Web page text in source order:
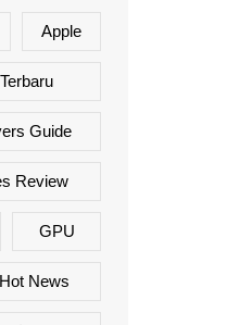
Apple
Guide
Review
GPU
Hot News